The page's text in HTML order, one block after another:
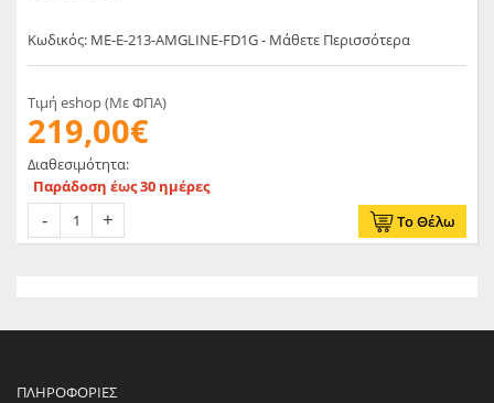
Κωδικός: ME-E-213-AMGLINE-FD1G - Μάθετε Περισσότερα
Τιμή eshop (Με ΦΠΑ)
219,00€
Διαθεσιμότητα:
Παράδοση έως 30 ημέρες
Το Θέλω
ΠΛΗΡΟΦΟΡΊΕΣ